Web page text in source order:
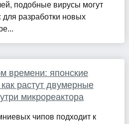
подобные вирусы могут
для разработки новых
времени: японские
растут двумерные
микрореактора
чипов подходит к